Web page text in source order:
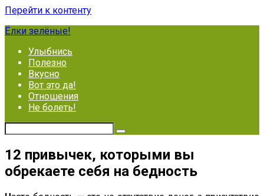
Перейти к контенту
Ёлки зелёные!
Улыбнись
Полезно
Вкусно
Вот это да!
Отношения
Не болеть!
12 привычек, которыми вы
обрекаете себя на бедность